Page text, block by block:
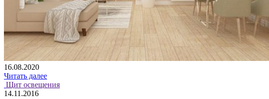
16.08.2020
Читать далее
Щит освещения
14.11.2016